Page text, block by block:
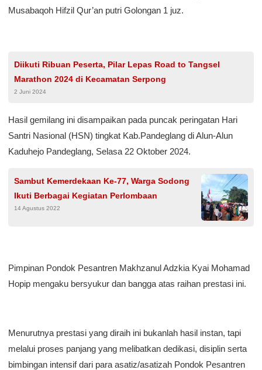
Musabaqoh Hifzil Qur’an putri Golongan 1 juz.
Diikuti Ribuan Peserta, Pilar Lepas Road to Tangsel
Marathon 2024 di Kecamatan Serpong
2 Juni 2024
Hasil gemilang ini disampaikan pada puncak peringatan Hari
Santri Nasional (HSN) tingkat Kab.Pandeglang di Alun-Alun
Kaduhejo Pandeglang, Selasa 22 Oktober 2024.
Sambut Kemerdekaan Ke-77, Warga Sodong
Ikuti Berbagai Kegiatan Perlombaan
14 Agustus 2022
Pimpinan Pondok Pesantren Makhzanul Adzkia Kyai Mohamad
Hopip mengaku bersyukur dan bangga atas raihan prestasi ini.
Menurutnya prestasi yang diraih ini bukanlah hasil instan, tapi
melalui proses panjang yang melibatkan dedikasi, disiplin serta
bimbingan intensif dari para asatiz/asatizah Pondok Pesantren